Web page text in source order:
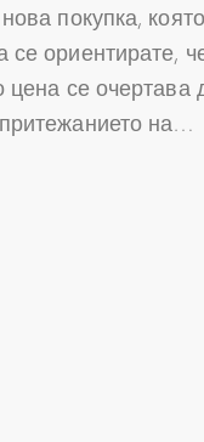
покупка,
ориентирате,
се очертава
на…